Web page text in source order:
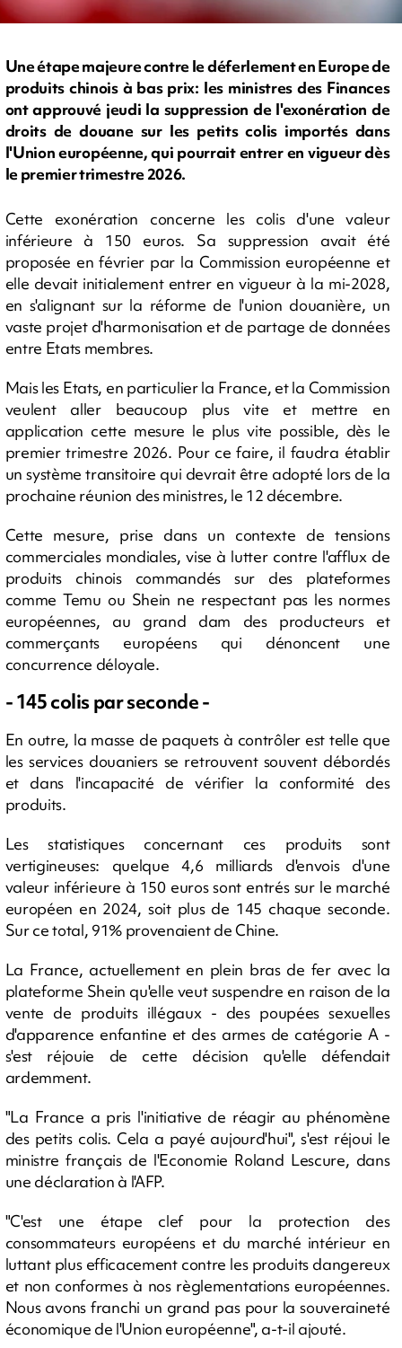
Une étape majeure contre le déferlement en Europe de
produits chinois à bas prix: les ministres des Finances
ont approuvé jeudi la suppression de l'exonération de
droits de douane sur les petits colis importés dans
l'Union européenne, qui pourrait entrer en vigueur dès
le premier trimestre 2026.
Cette exonération concerne les colis d'une valeur
inférieure à 150 euros. Sa suppression avait été
proposée en février par la Commission européenne et
elle devait initialement entrer en vigueur à la mi-2028,
en s'alignant sur la réforme de l'union douanière, un
vaste projet d'harmonisation et de partage de données
entre Etats membres.
Mais les Etats, en particulier la France, et la Commission
veulent aller beaucoup plus vite et mettre en
application cette mesure le plus vite possible, dès le
premier trimestre 2026. Pour ce faire, il faudra établir
un système transitoire qui devrait être adopté lors de la
prochaine réunion des ministres, le 12 décembre.
Cette mesure, prise dans un contexte de tensions
commerciales mondiales, vise à lutter contre l'afflux de
produits chinois commandés sur des plateformes
comme Temu ou Shein ne respectant pas les normes
européennes, au grand dam des producteurs et
commerçants européens qui dénoncent une
concurrence déloyale.
- 145 colis par seconde -
En outre, la masse de paquets à contrôler est telle que
les services douaniers se retrouvent souvent débordés
et dans l'incapacité de vérifier la conformité des
produits.
Les statistiques concernant ces produits sont
vertigineuses: quelque 4,6 milliards d'envois d'une
valeur inférieure à 150 euros sont entrés sur le marché
européen en 2024, soit plus de 145 chaque seconde.
Sur ce total, 91% provenaient de Chine.
La France, actuellement en plein bras de fer avec la
plateforme Shein qu'elle veut suspendre en raison de la
vente de produits illégaux - des poupées sexuelles
d'apparence enfantine et des armes de catégorie A -
s'est réjouie de cette décision qu'elle défendait
ardemment.
"La France a pris l'initiative de réagir au phénomène
des petits colis. Cela a payé aujourd'hui", s'est réjoui le
ministre français de l'Economie Roland Lescure, dans
une déclaration à l'AFP.
"C'est une étape clef pour la protection des
consommateurs européens et du marché intérieur en
luttant plus efficacement contre les produits dangereux
et non conformes à nos règlementations européennes.
Nous avons franchi un grand pas pour la souveraineté
économique de l'Union européenne", a-t-il ajouté.